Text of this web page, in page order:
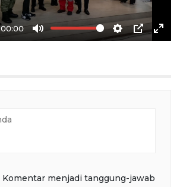
00:00
Mute Settings
PIP
Komentar menjadi tanggung-jawab